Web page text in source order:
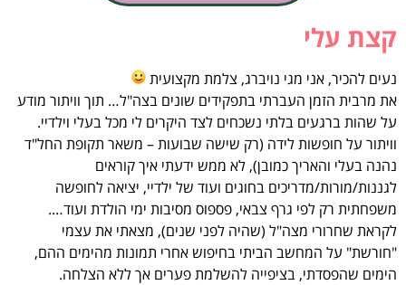
קצת עלי
נעים להכיר, אני מגי נויברג, צלמת מקצועית
את מרבית הזמן העברתי בתפקידים שונים בצה"ל… תוך וויתור מודע
על שהות ברגעים בלתי נשכחים לצד היקרים לי מכל בעלי וילדיי.
וויתור על חופשות לידה (רק שישה שבועות – משאר תקופת החל"ד
נהנה בעלי והאריך כמובן), לא ממש ידעתי איך קוראים
לגננות/מורות/מדריכים בחוגים ועוד של ילדיי, יציאה לחופשה
משפחתית רק לפי גרף צבאי, פספוס מסיבות ימי הולדת ועוד….
לקראת שחרורי מצה"ל (שהיה לפני שנים), מצאתי את עצמי
"חורשת" על המחשב הביתי בחיפוש אחרי תמונות מהימים ההם,
הימים שהפסדתי, בציפייה להשלמת פערים אך ללא הצלחה.